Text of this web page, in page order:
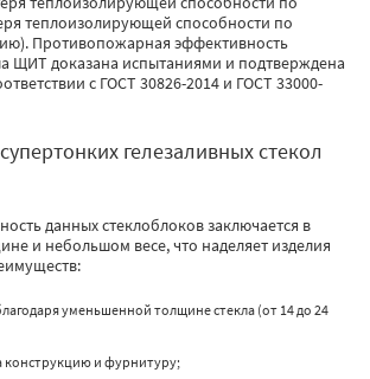
теплоизолирующей способности по
Противопожарная эффективность
ЩИТ доказана испытаниями и подтверждена
с ГОСТ 30826-2014 и ГОСТ 33000-
гелезаливных стекол
данных стеклоблоков заключается в
и небольшом весе, что наделяет изделия
уменьшенной толщине стекла (от 14 до 24
конструкцию и фурнитуру;